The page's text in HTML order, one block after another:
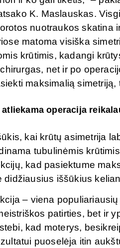
K. Maslauskas.
nuotraukos skatina
matoma visiška
krūtimis, kadangi
net ir po
maksimalią
atliekama operacija
kai krūtų asimetrija
tubulinėmis
kad pasiektume
didžiausius iššūkius
– viena
patirties, bet ir
kad moterys,
puoselėja itin